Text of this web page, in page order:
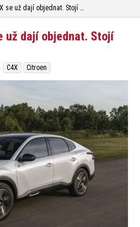
Citroën C4 X a ë-C4 X se už dají objednat. Stojí od 544 900 Kč
už dají objednat. Stojí
C4X Citroen